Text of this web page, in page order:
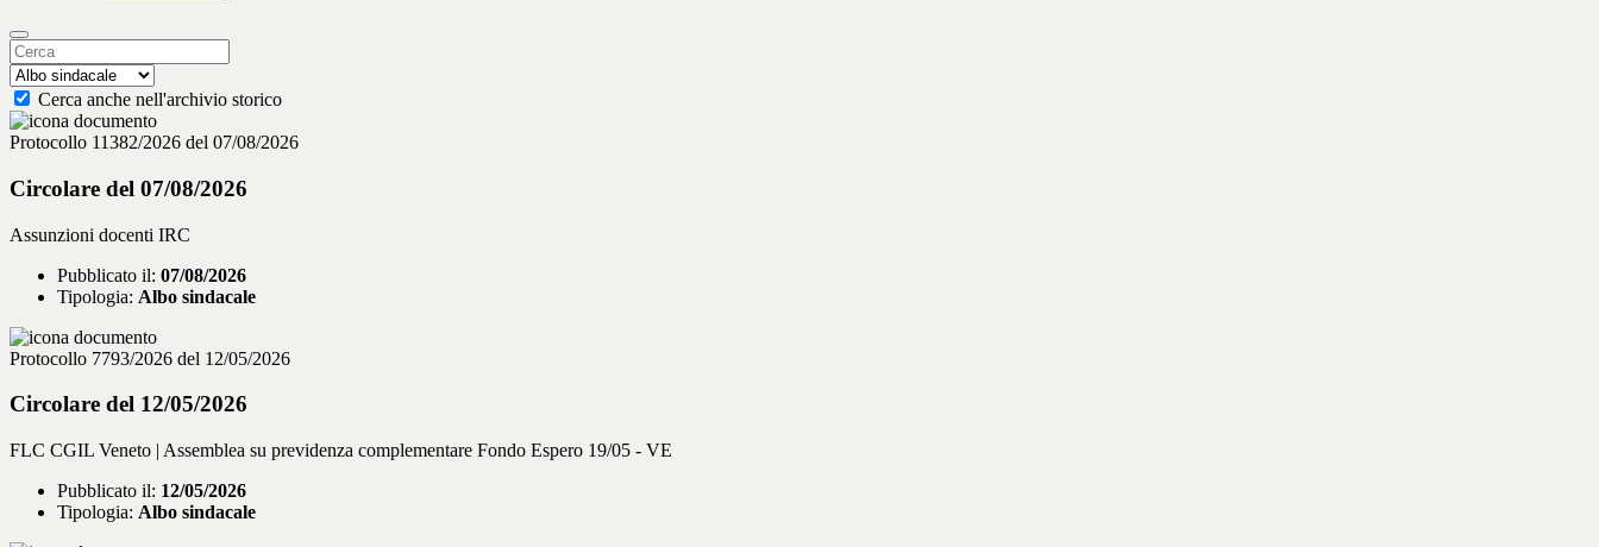
Cerca anche nell'archivio storico
Protocollo 11382/2026 del 07/08/2026
Circolare del 07/08/2026
Assunzioni docenti IRC
Pubblicato il: 07/08/2026
Tipologia: Albo sindacale
Protocollo 7793/2026 del 12/05/2026
Circolare del 12/05/2026
FLC CGIL Veneto | Assemblea su previdenza complementare Fondo Espero 19/05 - VE
Pubblicato il: 12/05/2026
Tipologia: Albo sindacale